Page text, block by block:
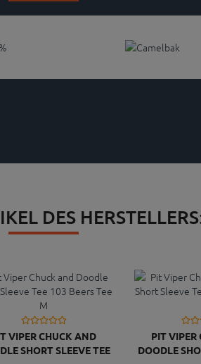
DES
VIPER CHUCK AND
SHORT SLEEVE TEE
PIT VIPER
DOODLE